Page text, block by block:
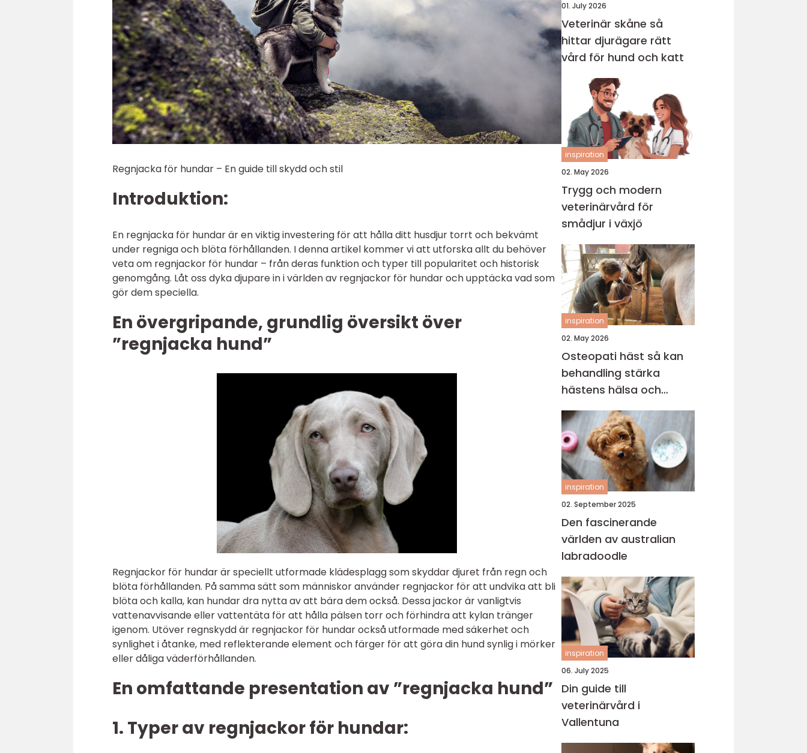
Regnjacka för hundar – En guide till skydd och stil
Introduktion:
En regnjacka för hundar är en viktig investering för att hålla ditt husdjur torrt och bekvämt
under regniga och blöta förhållanden. I denna artikel kommer vi att utforska allt du behöver
veta om regnjackor för hundar – från deras funktion och typer till popularitet och historisk
genomgång. Låt oss dyka djupare in i världen av regnjackor för hundar och upptäcka vad som
gör dem speciella.
En övergripande, grundlig översikt över
”regnjacka hund”
Regnjackor för hundar är speciellt utformade klädesplagg som skyddar djuret från regn och
blöta förhållanden. På samma sätt som människor använder regnjackor för att undvika att bli
blöta och kalla, kan hundar dra nytta av att bära dem också. Dessa jackor är vanligtvis
vattenavvisande eller vattentäta för att hålla pälsen torr och förhindra att kylan tränger
igenom. Utöver regnskydd är regnjackor för hundar också utformade med säkerhet och
synlighet i åtanke, med reflekterande element och färger för att göra din hund synlig i mörker
eller dåliga väderförhållanden.
En omfattande presentation av ”regnjacka hund”
1. Typer av regnjackor för hundar:
01. July 2026
Veterinär skåne så
hittar djurägare rätt
vård för hund och katt
inspiration
02. May 2026
Trygg och modern
veterinärvård för
smådjur i växjö
inspiration
02. May 2026
Osteopati häst så kan
behandling stärka
hästens hälsa och
prestation
inspiration
02. September 2025
Den fascinerande
världen av australian
labradoodle
inspiration
06. July 2025
Din guide till
veterinärvård i
Vallentuna